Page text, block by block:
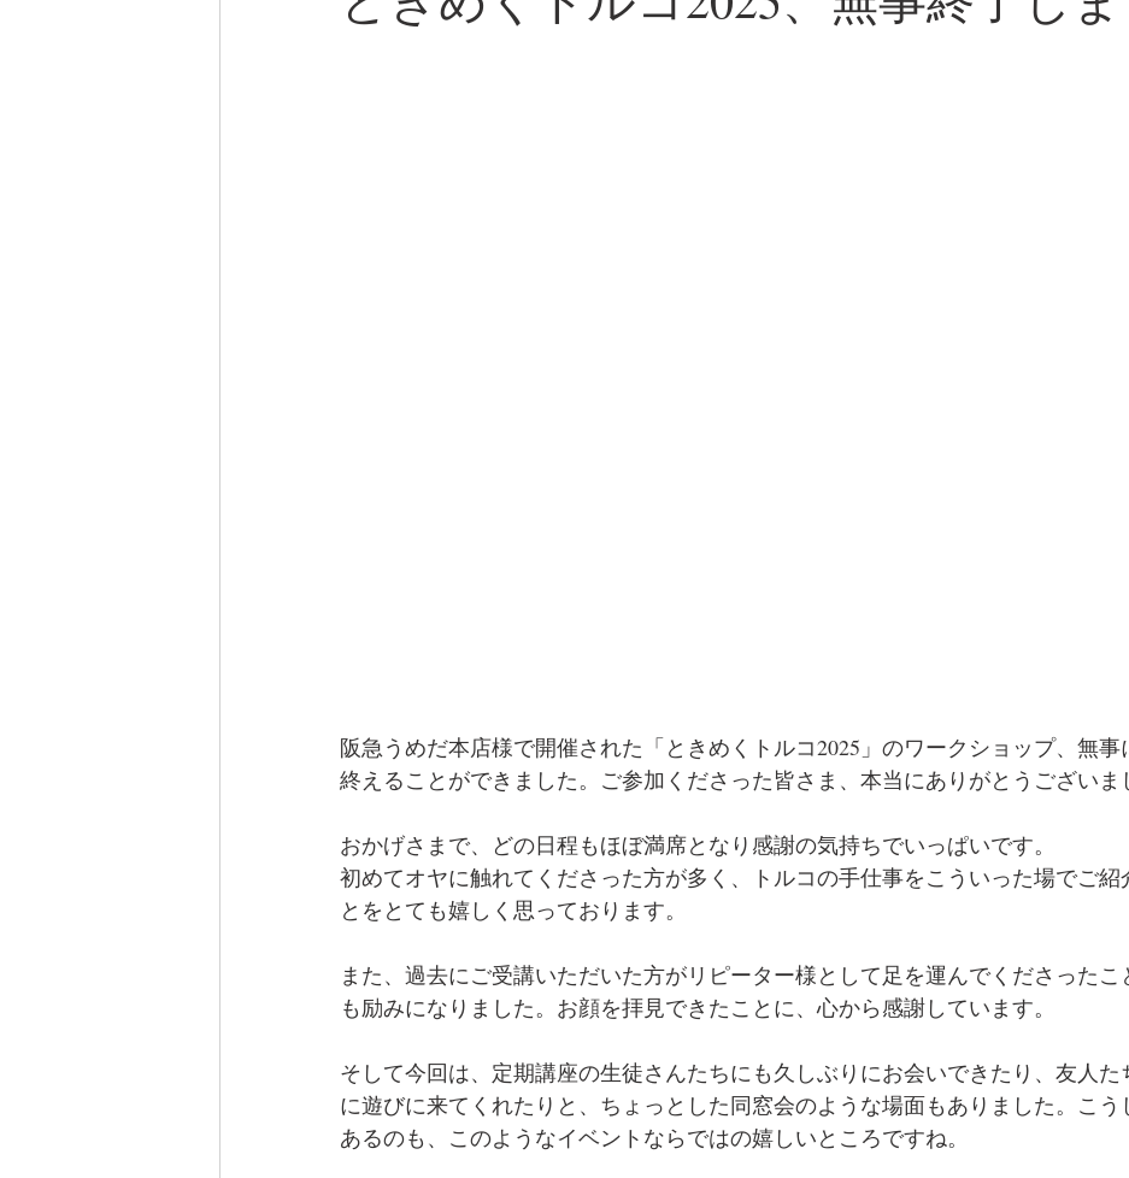
阪急うめだ本店様で開催された「ときめくトルコ2025」のワークショップ、無事
終えることができました。ご参加くださった皆さま、本当にありがとうございま
おかげさまで、どの日程もほぼ満席となり感謝の気持ちでいっぱいです。
初めてオヤに触れてくださった方が多く、トルコの手仕事をこういった場でご紹
とをとても嬉しく思っております。
また、過去にご受講いただいた方がリピーター様として足を運んでくださったこ
も励みになりました。お顔を拝見できたことに、心から感謝しています。
そして今回は、定期講座の生徒さんたちにも久しぶりにお会いできたり、友人た
に遊びに来てくれたりと、ちょっとした同窓会のような場面もありました。こう
あるのも、このようなイベントならではの嬉しいところですね。